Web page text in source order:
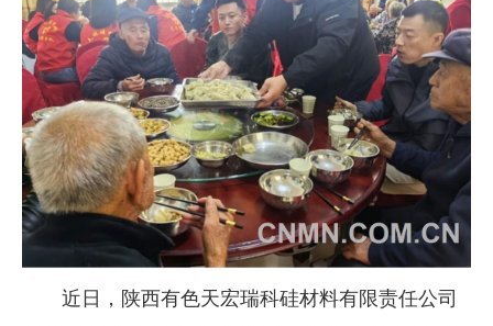
地矿 建设
党建工作
企业文化
《资源再生》杂志
行情报价
近日，陕西有色天宏瑞科硅材料有限责任公司